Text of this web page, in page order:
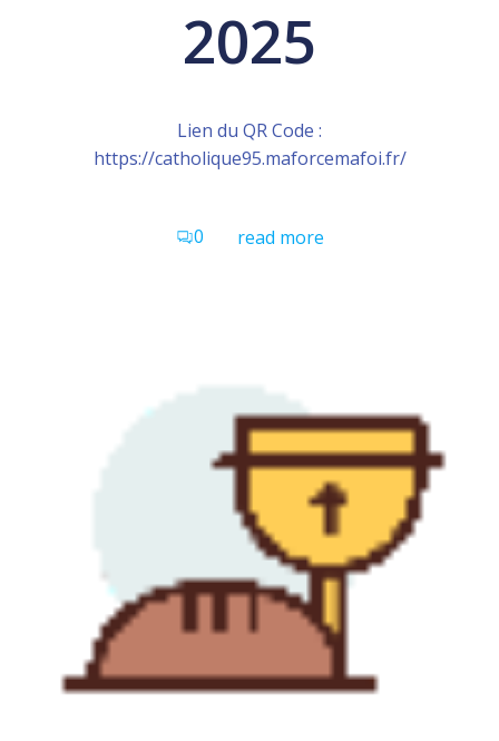
2025
Lien du QR Code :
https://catholique95.maforcemafoi.fr/
0 read more